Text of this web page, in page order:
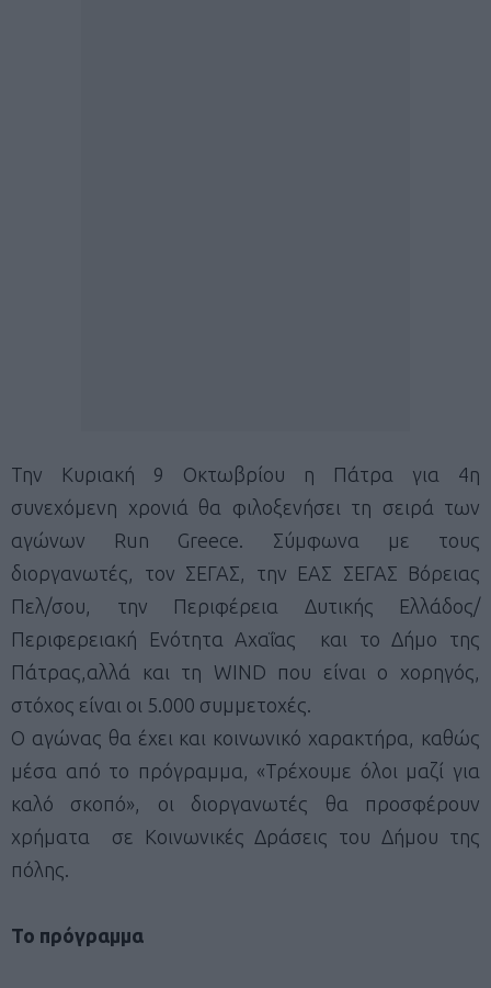
Την Κυριακή 9 Οκτωβρίου η Πάτρα για 4η
συνεχόμενη χρονιά θα φιλοξενήσει τη σειρά των
αγώνων Run Greece. Σύμφωνα με τους
διοργανωτές, τον ΣΕΓΑΣ, την ΕΑΣ ΣΕΓΑΣ Βόρειας
Πελ/σου, την Περιφέρεια Δυτικής Ελλάδος/
Περιφερειακή Ενότητα Αχαΐας και το Δήμο της
Πάτρας,αλλά και τη WIND που είναι ο χορηγός,
στόχος είναι οι 5.000 συμμετοχές.
Ο αγώνας θα έχει και κοινωνικό χαρακτήρα, καθώς
μέσα από το πρόγραμμα, «Τρέχουμε όλοι μαζί για
καλό σκοπό», οι διοργανωτές θα προσφέρουν
χρήματα σε Κοινωνικές Δράσεις του Δήμου της
πόλης.
Το πρόγραμμα